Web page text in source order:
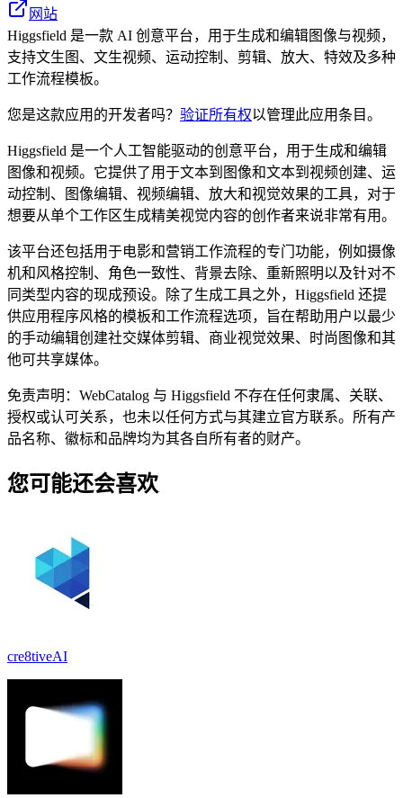
网站
Higgsfield 是一款 AI 创意平台，用于生成和编辑图像与视频，
支持文生图、文生视频、运动控制、剪辑、放大、特效及多种
工作流程模板。
您是这款应用的开发者吗？ 验证所有权以管理此应用条目。
Higgsfield 是一个人工智能驱动的创意平台，用于生成和编辑
图像和视频。它提供了用于文本到图像和文本到视频创建、运
动控制、图像编辑、视频编辑、放大和视觉效果的工具，对于
想要从单个工作区生成精美视觉内容的创作者来说非常有用。
该平台还包括用于电影和营销工作流程的专门功能，例如摄像
机和风格控制、角色一致性、背景去除、重新照明以及针对不
同类型内容的现成预设。除了生成工具之外，Higgsfield 还提
供应用程序风格的模板和工作流程选项，旨在帮助用户以最少
的手动编辑创建社交媒体剪辑、商业视觉效果、时尚图像和其
他可共享媒体。
免责声明：WebCatalog 与 Higgsfield 不存在任何隶属、关联、
授权或认可关系，也未以任何方式与其建立官方联系。所有产
品名称、徽标和品牌均为其各自所有者的财产。
您可能还会喜欢
cre8tiveAI